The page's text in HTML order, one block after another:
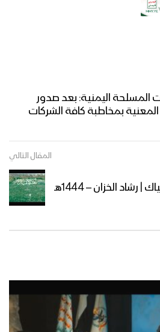
المسلحة اليمنية: بعد صدور
المعنية بمخاطبة كافة الشركات
المقال التالي
| رشاد الخزان – 1444هـ